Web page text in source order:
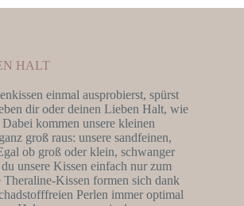
HALT
einmal ausprobierst, spürst
dir oder deinen Lieben Halt, wie
kommen unsere kleinen
groß raus: unsere sandfeinen,
ob groß oder klein, schwanger
unsere Kissen einfach nur zum
Theraline-Kissen formen sich dank
Perlen immer optimal